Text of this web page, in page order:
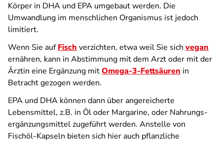
Körper in DHA und EPA umgebaut werden. Die
Umwandlung im menschlichen Organismus ist jedoch
limitiert.
Wenn Sie aufFisch verzichten, etwa weil Sie sich vegan
ernähren, kann in Abstimmung mit dem Arzt oder mit der
Ärztin eine Ergänzung mitOmega-3-Fettsäuren in
Betracht gezogen werden.
EPA und DHA können dann über angereicherte
Lebensmittel, z.B. in Öl oder Margarine, oder Nahrungs­
ergänzungsmittel zugeführt werden. Anstelle von
Fischöl-Kapseln bieten sich hier auch pflanzliche